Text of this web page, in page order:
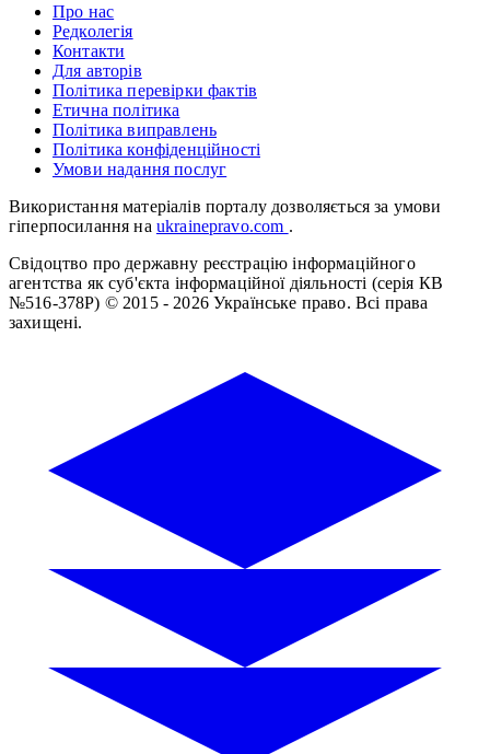
Про нас
Редколегія
Контакти
Для авторів
Політика перевірки фактів
Етична політика
Політика виправлень
Політика конфіденційності
Умови надання послуг
Використання матеріалів порталу дозволяється за умови
гіперпосилання на ukrainepravo.com .
Свідоцтво про державну реєстрацію інформаційного
агентства як суб'єкта інформаційної діяльності (серія КВ
№516-378Р) © 2015 - 2026 Українське право. Всі права
захищені.